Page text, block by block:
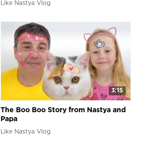
Like Nastya Vlog
3:15
The Boo Boo Story from Nastya and
Papa
Like Nastya Vlog